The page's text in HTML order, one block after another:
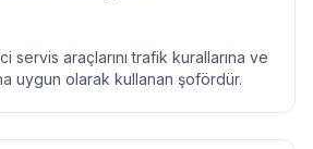
servis araçlarını trafik kurallarına ve
uygun olarak kullanan şofördür.